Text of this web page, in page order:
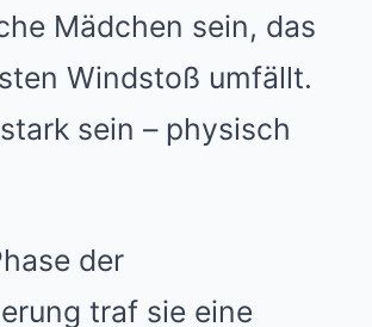
Mädchen sein, das
Windstoß umfällt.
sein – physisch
der
traf sie eine